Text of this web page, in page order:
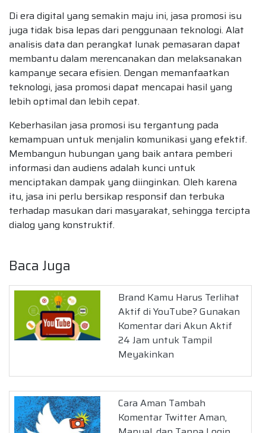
Di era digital yang semakin maju ini, jasa promosi isu
juga tidak bisa lepas dari penggunaan teknologi. Alat
analisis data dan perangkat lunak pemasaran dapat
membantu dalam merencanakan dan melaksanakan
kampanye secara efisien. Dengan memanfaatkan
teknologi, jasa promosi dapat mencapai hasil yang
lebih optimal dan lebih cepat.
Keberhasilan jasa promosi isu tergantung pada
kemampuan untuk menjalin komunikasi yang efektif.
Membangun hubungan yang baik antara pemberi
informasi dan audiens adalah kunci untuk
menciptakan dampak yang diinginkan. Oleh karena
itu, jasa ini perlu bersikap responsif dan terbuka
terhadap masukan dari masyarakat, sehingga tercipta
dialog yang konstruktif.
Baca Juga
Brand Kamu Harus Terlihat
Aktif di YouTube? Gunakan
Komentar dari Akun Aktif
24 Jam untuk Tampil
Meyakinkan
Cara Aman Tambah
Komentar Twitter Aman,